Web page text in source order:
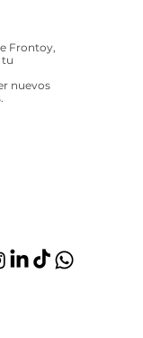
Frontoy,
tu
nuevos